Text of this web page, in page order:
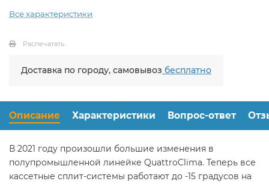
Все характеристики
Распечатать
Доставка по городу, самовывоз бесплатно
Описание Характеристики Вопрос-ответ
В 2021 году произошли большие изменения в
полупромышленной линейке QuattroClima. Теперь все
кассетные сплит-системы работают до -15 градусов на